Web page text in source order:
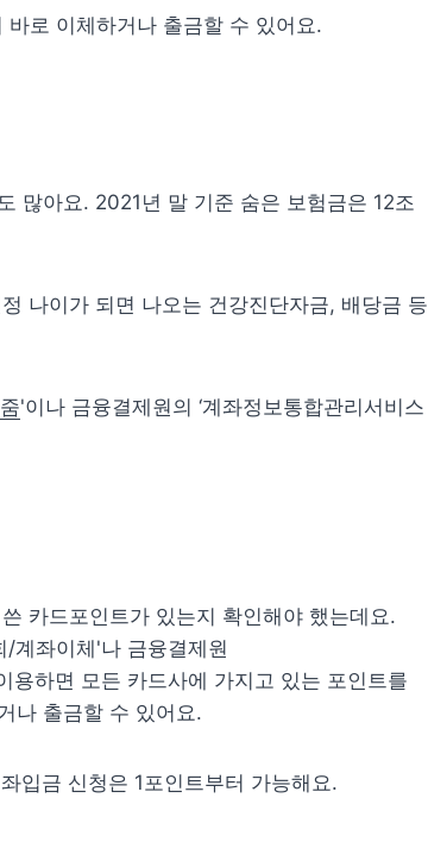
로 이체하거나 출금할 수 있어요.
많아요. 2021년 말 기준 숨은 보험금은 12조
나이가 되면 나오는 건강진단자금, 배당금 등
'이나 금융결제원의 ‘계좌정보통합관리서비스
카드포인트가 있는지 확인해야 했는데요.
/계좌이체'나 금융결제원
용하면 모든 카드사에 가지고 있는 포인트를
나 출금할 수 있어요.
입금 신청은 1포인트부터 가능해요.